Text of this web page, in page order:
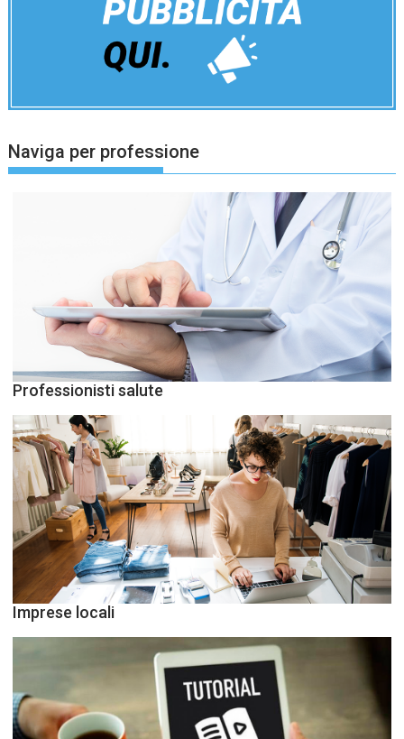
Naviga per professione
Professionisti salute
Imprese locali